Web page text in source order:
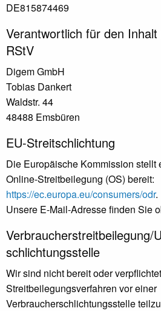
DE815874469
Verantwortlich für den
RStV
Digem GmbH
Tobias Dankert
Waldstr. 44
48488 Emsbüren
EU-Streitschlichtung
Die Europäische Kommission stellt
Online-Streitbeilegung (OS) bereit:
https://ec.europa.eu/consumers/odr.
Unsere E-Mail-Adresse finden Sie
Verbraucher­streit­beilegung/
schlichtungs­stelle
Wir sind nicht bereit oder
Streitbeilegungsverfahren vor einer
Verbraucherschlichtungsstelle